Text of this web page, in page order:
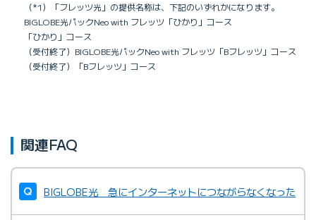
こちら
・
（*1）「フレッツ光」の提供名称は、下記のいずれかになります。
BIGLOBE光パックNeo with フレッツ「ひかり」コース
「ひかり」コース
（受付終了）BIGLOBE光パックNeo with フレッツ「Bフレッツ」コース
（受付終了）「Bフレッツ」コース
関連FAQ
BIGLOBE光 急にインターネットにつながらなくなった